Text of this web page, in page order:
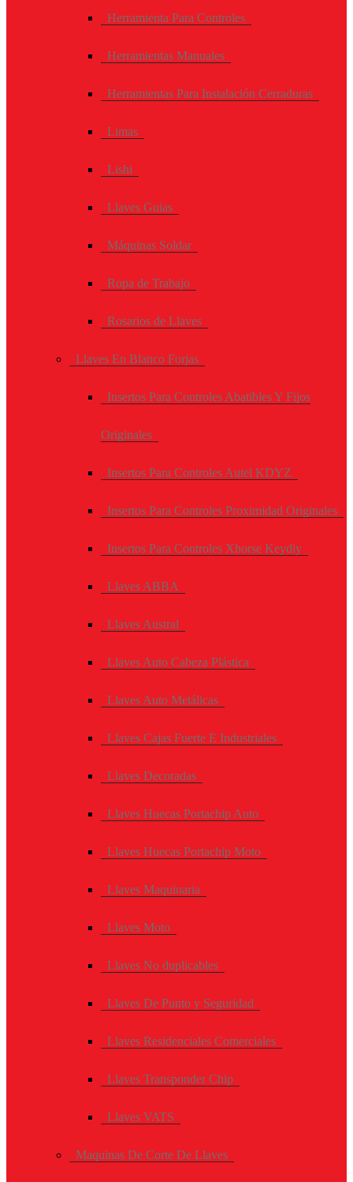
Herramienta Para Controles
Herramientas Manuales
Herramientas Para Instalación Cerraduras
Limas
Lishi
Llaves Guias
Máquinas Soldar
Ropa de Trabajo
Rosarios de Llaves
Llaves En Blanco Forjas
Insertos Para Controles Abatibles Y Fijos
Originales
Insertos Para Controles Autel KDYZ
Insertos Para Controles Proximidad Originales
Insertos Para Controles Xhorse Keydiy
Llaves ABBA
Llaves Austral
Llaves Auto Cabeza Plástica
Llaves Auto Metálicas
Llaves Cajas Fuerte E Industriales
Llaves Decoradas
Llaves Huecas Portachip Auto
Llaves Huecas Portachip Moto
Llaves Maquinaria
Llaves Moto
Llaves No duplicables
Llaves De Punto y Seguridad
Llaves Residenciales Comerciales
Llaves Transponder Chip
Llaves VATS
Maquinas De Corte De Llaves